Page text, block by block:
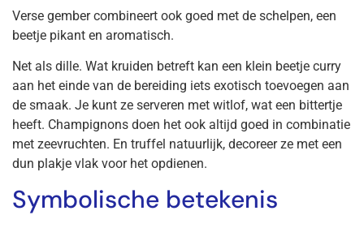
Verse gember combineert ook goed met de schelpen, een
beetje pikant en aromatisch.
Net als dille. Wat kruiden betreft kan een klein beetje curry
aan het einde van de bereiding iets exotisch toevoegen aan
de smaak. Je kunt ze serveren met witlof, wat een bittertje
heeft. Champignons doen het ook altijd goed in combinatie
met zeevruchten. En truffel natuurlijk, decoreer ze met een
dun plakje vlak voor het opdienen.
Symbolische betekenis